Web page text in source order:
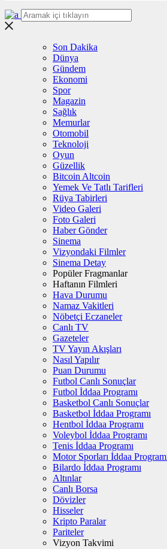
Son Dakika
Dünya
Gündem
Ekonomi
Spor
Magazin
Sağlık
Memurlar
Otomobil
Teknoloji
Oyun
Güzellik
Bitcoin Altcoin
Yemek Ve Tatlı Tarifleri
Rüya Tabirleri
Video Galeri
Foto Galeri
Haber Gönder
Sinema
Vizyondaki Filmler
Sinema Detay
Popüler Fragmanlar
Haftanın Filmleri
Hava Durumu
Namaz Vakitleri
Nöbetçi Eczaneler
Canlı TV
Gazeteler
TV Yayın Akışları
Nasıl Yapılır
Puan Durumu
Futbol Canlı Sonuçlar
Futbol İddaa Programı
Basketbol Canlı Sonuçlar
Basketbol İddaa Programı
Hentbol İddaa Programı
Voleybol İddaa Programı
Tenis İddaa Programı
Motor Sporları İddaa
Bilardo İddaa Programı
Altınlar
Canlı Borsa
Dövizler
Hisseler
Kripto Paralar
Pariteler
Vizyon Takvimi